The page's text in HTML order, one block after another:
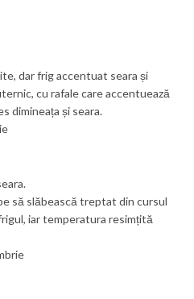
dar frig accentuat seara și
cu rafale care accentuează
dimineața și seara.
să slăbească treptat din cursul
iar temperatura resimțită